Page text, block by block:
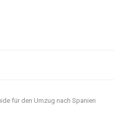
für den Umzug nach Spanien